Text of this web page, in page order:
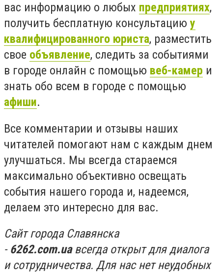
вас информацию о любых предприятиях,
получить бесплатную консультацию у
квалифицированного юриста, разместить
свое объявление, следить за событиями
в городе онлайн с помощью веб-камер и
знать обо всем в городе с помощью
афиши.
Все комментарии и отзывы наших
читателей помогают нам с каждым днем
улучшаться. Мы всегда стараемся
максимально объективно освещать
события нашего города и, надеемся,
делаем это интересно для вас.
Сайт города Славянска
- 6262.com.uaвсегда открыт для диалога
и сотрудничества. Для нас нет неудобных